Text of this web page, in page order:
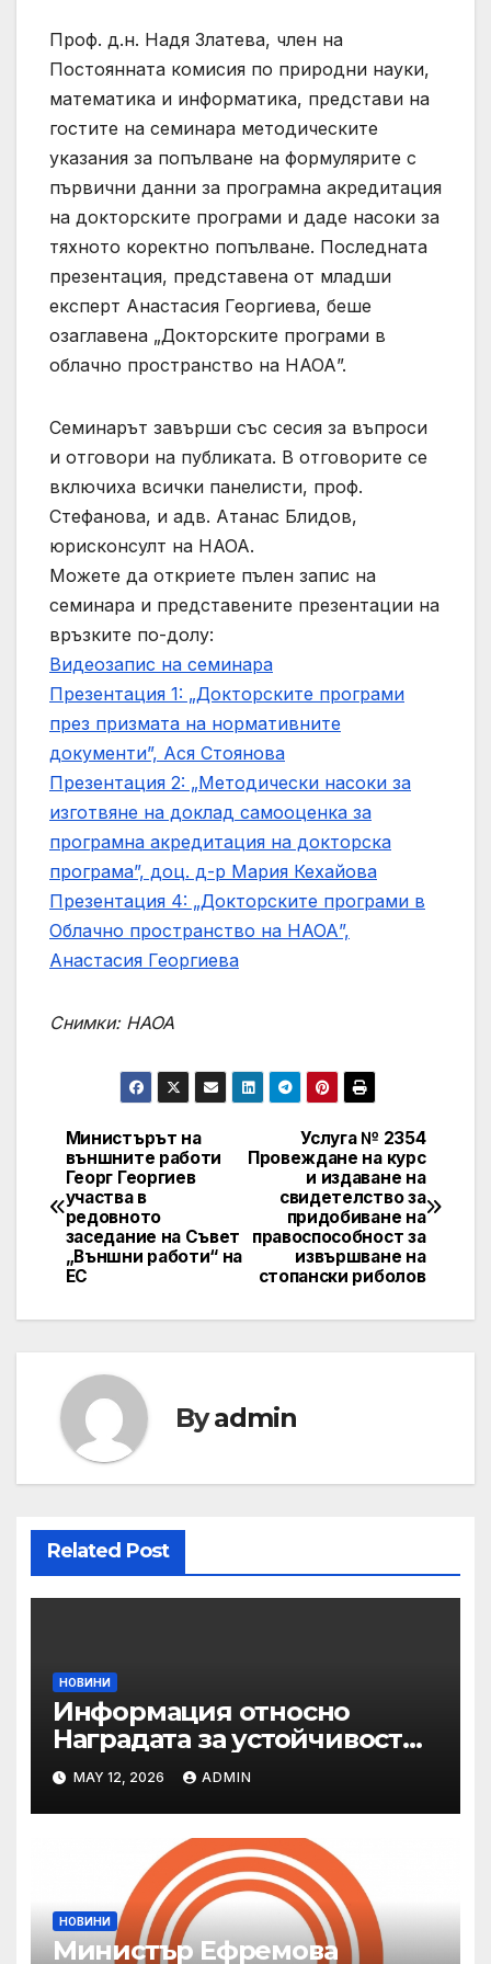
Проф. д.н. Надя Златева, член на
Постоянната комисия по природни науки,
математика и информатика, представи на
гостите на семинара методическите
указания за попълване на формулярите с
първични данни за програмна акредитация
на докторските програми и даде насоки за
тяхното коректно попълване. Последната
презентация, представена от младши
експерт Анастасия Георгиева, беше
озаглавена „Докторските програми в
облачно пространство на НАОА”.
Семинарът завърши със сесия за въпроси
и отговори на публиката. В отговорите се
включиха всички панелисти, проф.
Стефанова, и адв. Атанас Блидов,
юрисконсулт на НАОА.
Можете да откриете пълен запис на
семинара и представените презентации на
връзките по-долу:
Видеозапис на семинара
Презентация 1: „Докторските програми
през призмата на нормативните
документи”, Ася Стоянова
Презентация 2: „Методически насоки за
изготвяне на доклад самооценка за
програмна акредитация на докторска
програма”, доц. д-р Мария Кехайова
Презентация 4: „Докторските програми в
Облачно пространство на НАОА”,
Анастасия Георгиева
Снимки: НАОА
Post
navigation
Услуга № 2354
Провеждане на курс
и издаване на
свидетелство за
придобиване на
правоспособност за
извършване на
стопански риболов
Министърът на
външните работи
Георг Георгиев
участва в
редовното
заседание на Съвет
„Външни работи“ на
ЕС
Byadmin
Related Post
НОВИНИ
Информация относно
Наградата за устойчивост
на ОАЕ „Зайед“
MAY 12, 2026 ADMIN
НОВИНИ
Министър Ефремова